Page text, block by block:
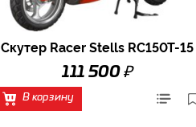
Скутер Racer Stells RC150T-15
111 500 ₽
В корзину